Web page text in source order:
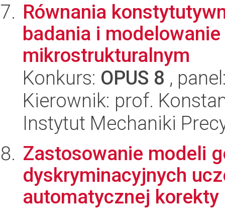
Równania
badania i
mikrostrukturalnym
Konkurs: OPUS 8 ,
Kierownik: prof.
Instytut Mechaniki
Zastosowanie modeli
dyskryminacyjnych
automatycznej korekty